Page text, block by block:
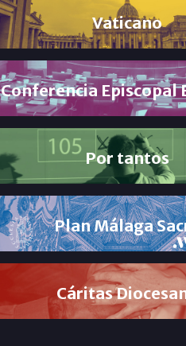
Vaticano
Conferencia Episcopal
Por tantos
Plan Málaga
Cáritas